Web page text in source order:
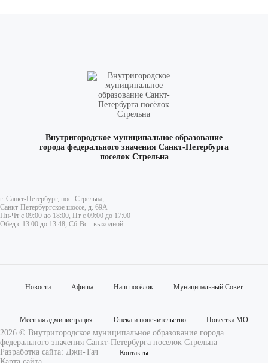
Внутригородское муниципальное образование
города федерального значения Санкт-Петербурга
поселок Стрельна
г. Санкт-Петербург, пос. Стрельна,
Санкт-Петербургское шоссе, д. 69А
Пн-Чт с 09:00 до 18:00, Пт с 09:00 до 17:00
Обед с 13:00 до 13:48, Сб-Вс - выходной
Новости Афиша Наш посёлок Муниципальный Совет
Местная администрация Опека и попечительство Повестка МО
Контакты
2026 © Внутригородское муниципальное образование города
федерального значения Санкт-Петербурга поселок Стрельна
Разработка сайта: Джи-Тач